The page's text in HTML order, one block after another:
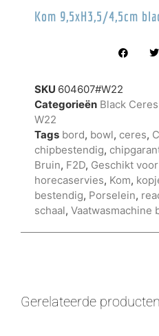
Kom 9,5xH3,5/4,5cm
SKU 604607#W22
Categorieën Black
W22
Tags bord, bowl, ceres,
chipbestendig,
Bruin, F2D, Geschikt
horecaservies, Kom,
bestendig, Porselein,
schaal, Vaatwasmachine
Gerelateerde producten